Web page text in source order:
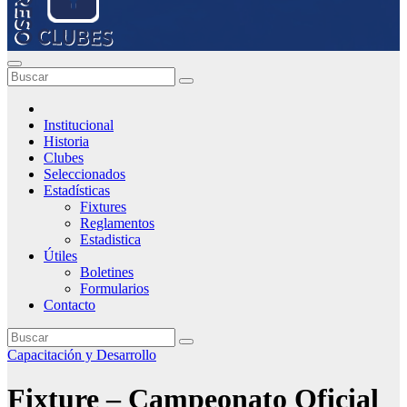
Institucional
Historia
Clubes
Seleccionados
Estadísticas
Fixtures
Reglamentos
Estadistica
Útiles
Boletines
Formularios
Contacto
Capacitación y Desarrollo
Fixture – Campeonato Oficial